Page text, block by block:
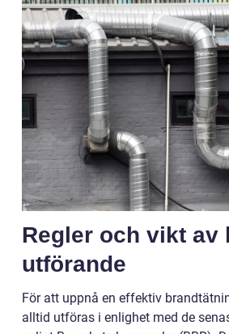
Regler och vikt av
utförande
För att uppnå en effektiv
alltid utföras i enlighet med de